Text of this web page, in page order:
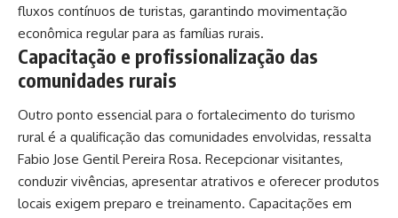
fluxos contínuos de turistas, garantindo movimentação
econômica regular para as famílias rurais.
Capacitação e profissionalização das
comunidades rurais
Outro ponto essencial para o fortalecimento do turismo
rural é a qualificação das comunidades envolvidas, ressalta
Fabio Jose Gentil Pereira Rosa. Recepcionar visitantes,
conduzir vivências, apresentar atrativos e oferecer produtos
locais exigem preparo e treinamento. Capacitações em